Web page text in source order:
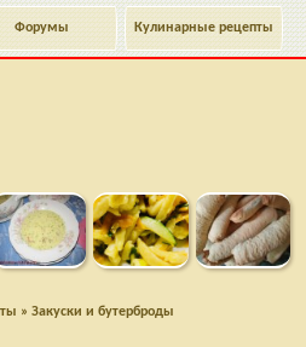
Кулинарные рецепты
Форумы
» Закуски и бутерброды